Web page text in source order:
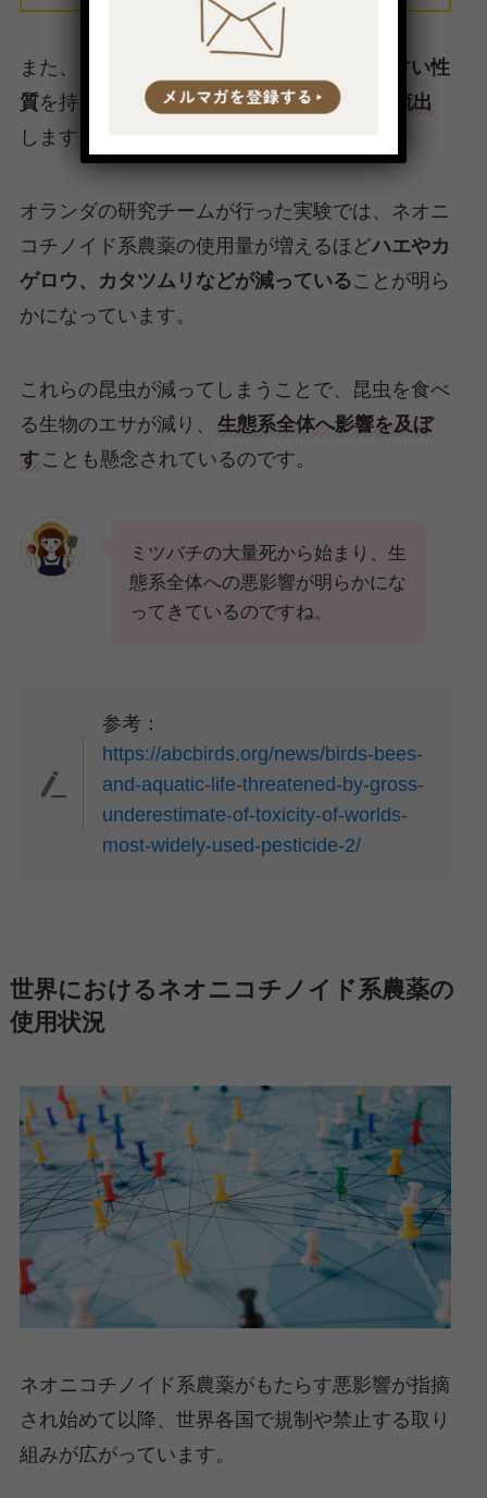
また、ネオニコチノイドは
水に溶け出しやすい性
質を持っているため、周辺の用水路や川に流出
します。
オランダの研究チームが行った実験では、ネオニ
コチノイド系農薬の使用量が増えるほどハエやカ
ゲロウ、カタツムリなどが減っていることが明ら
かになっています。
これらの昆虫が減ってしまうことで、昆虫を食べ
る生物のエサが減り、
生態系全体へ影響を及ぼ
す ことも懸念されているのです。
ミツバチの大量死から始まり、生
態系全体への悪影響が明らかにな
ってきているのですね。
参考：
https://abcbirds.org/news/birds-bees-
and-aquatic-life-threatened-by-gross-
underestimate-of-toxicity-of-worlds-
most-widely-used-pesticide-2/
世界におけるネオニコチノイド系農薬の
使用状況
ネオニコチノイド系農薬がもたらす悪影響が指摘
され始めて以降、世界各国で規制や禁止する取り
組みが広がっています。